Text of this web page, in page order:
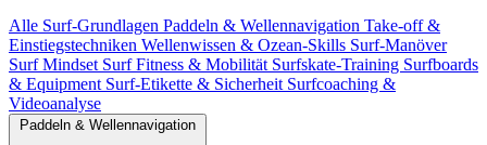
Alle Surf-Grundlagen Paddeln & Wellennavigation Take-off &
Einstiegstechniken Wellenwissen & Ozean-Skills Surf-Manöver
Surf Mindset Surf Fitness & Mobilität Surfskate-Training Surfboards
& Equipment Surf-Etikette & Sicherheit Surfcoaching &
Videoanalyse
Paddeln & Wellennavigation